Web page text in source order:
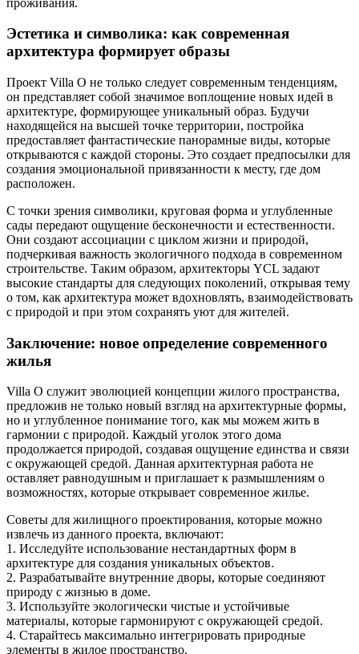
Эстетика и символика: как современная
архитектура формирует образы
Проект Villa O не только следует современным тенденциям,
он представляет собой значимое воплощение новых идей в
архитектуре, формирующее уникальный образ. Будучи
находящейся на высшей точке территории, постройка
предоставляет фантастические панорамные виды, которые
открываются с каждой стороны. Это создает предпосылки для
создания эмоциональной привязанности к месту, где дом
расположен.
С точки зрения символики, круговая форма и углубленные
сады передают ощущение бесконечности и естественности.
Они создают ассоциации с циклом жизни и природой,
подчеркивая важность экологичного подхода в современном
строительстве. Таким образом, архитекторы YCL задают
высокие стандарты для следующих поколений, открывая тему
о том, как архитектура может вдохновлять, взаимодействовать
с природой и при этом сохранять уют для жителей.
Заключение: новое определение современного
жилья
Villa O служит эволюцией концепции жилого пространства,
предложив не только новый взгляд на архитектурные формы,
но и углубленное понимание того, как мы можем жить в
гармонии с природой. Каждый уголок этого дома
продолжается природой, создавая ощущение единства и связи
с окружающей средой. Данная архитектурная работа не
оставляет равнодушным и приглашает к размышлениям о
возможностях, которые открывает современное жилье.
Советы для жилищного проектирования, которые можно
извлечь из данного проекта, включают:
1. Исследуйте использование нестандартных форм в
архитектуре для создания уникальных объектов.
2. Разрабатывайте внутренние дворы, которые соединяют
природу с жизнью в доме.
3. Используйте экологически чистые и устойчивые
материалы, которые гармонируют с окружающей средой.
4. Старайтесь максимально интегрировать природные
элементы в жилое пространство.